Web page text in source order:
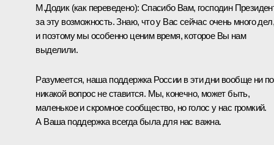
М.Додик(как переведено): Спасибо Вам, господин
за эту возможность. Знаю, что у Вас сейчас очень много дел,
и поэтому мы особенно ценим время, которое Вы нам
выделили.
Разумеется, наша поддержка России в эти дни вообще ни
никакой вопрос не ставится. Мы, конечно, может быть,
маленькое и скромное сообщество, но голос у нас громкий.
А Ваша поддержка всегда была для нас важна.